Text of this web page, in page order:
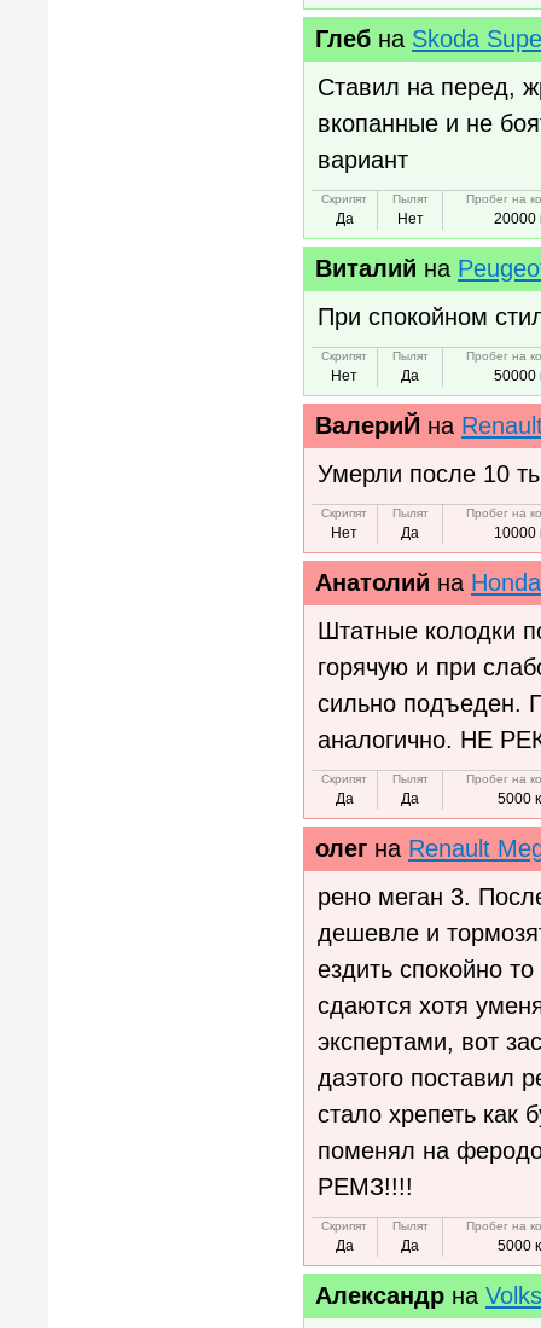
Глеб на Skoda
Ставил на перед,
вкопанные и не
вариант
Скрипят
Да
Пылят
Нет
Пробег на
20000
Виталий на
При спокойном
Скрипят
Нет
Пылят
Да
Пробег на
50000
ВалериЙ на
Умерли после 10
Скрипят
Нет
Пылят
Да
Пробег на
10000
Анатолий на
Штатные колодки
горячую и при
сильно подъеден.
аналогично. НЕ
Скрипят
Да
Пылят
Да
Пробег на
5000
олег на Renault
рено меган 3.
дешевле и
ездить спокойно
сдаются хотя
экспертами, вот
даэтого поставил
стало хрепеть как
поменял на
РЕМЗ!!!!
Скрипят
Да
Пылят
Да
Пробег на
5000
Александр на